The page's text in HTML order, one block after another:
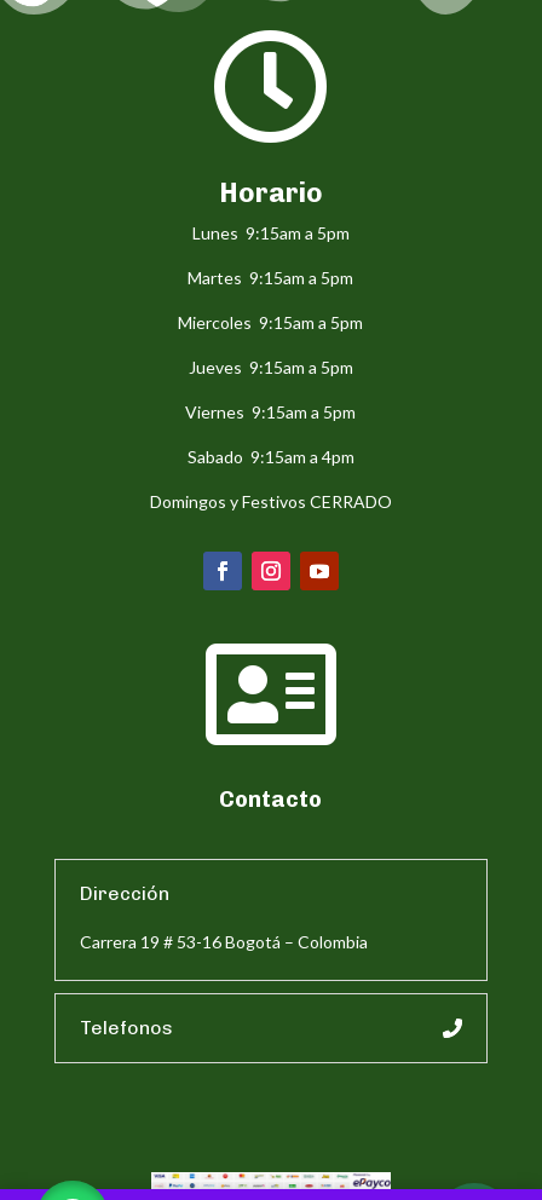

Horario
Lunes 9:15am a 5pm
Martes 9:15am a 5pm
Miercoles 9:15am a 5pm
Jueves 9:15am a 5pm
Viernes 9:15am a 5pm
Sabado 9:15am a 4pm
Domingos y Festivos CERRADO

Contacto
Dirección
Carrera 19 # 53-16 Bogotá – Colombia
Telefonos